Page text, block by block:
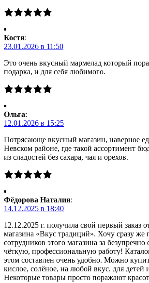
Костя:
23.01.2026 в 11:50
Это очень вкусный мармелад который
подарка, и для себя любимого.
Ольга:
12.01.2026 в 15:25
Потрясающе вкусный магазин, наверное
Невском районе, где такой ассортимент
из сладостей без сахара, чая и орехов.
Фёдорова Наталия:
14.12.2025 в 18:40
12.12.2025 г. получила свой первый заказ
магазина «Вкус традиций». Хочу сразу же
сотрудников этого магазина за
чёткую, профессиональную работу!
этом составлен очень удобно. Можно
кислое, солёное, на любой вкус, для детей
Некоторые товары просто поражают